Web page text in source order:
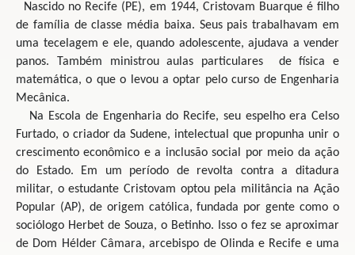
Nascido no Recife (PE), em 1944, Cristovam Buarque é filho
de família de classe média baixa. Seus pais trabalhavam em
uma tecelagem e ele, quando adolescente, ajudava a vender
panos. Também ministrou aulas particulares de física e
matemática, o que o levou a optar pelo curso de Engenharia
Mecânica.
Na Escola de Engenharia do Recife, seu espelho era Celso
Furtado, o criador da Sudene, intelectual que propunha unir o
crescimento econômico e a inclusão social por meio da ação
do Estado. Em um período de revolta contra a ditadura
militar, o estudante Cristovam optou pela militância na Ação
Popular (AP), de origem católica, fundada por gente como o
sociólogo Herbet de Souza, o Betinho. Isso o fez se aproximar
de Dom Hélder Câmara, arcebispo de Olinda e Recife e uma